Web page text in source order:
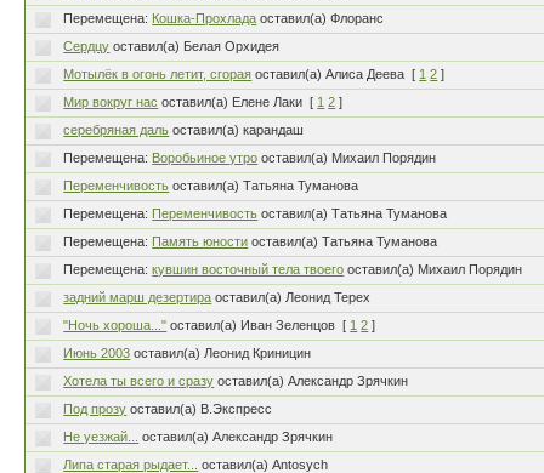
Перемещена: Кошка-Прохлада оставил(а) Флоранс
Сердцу оставил(а) Белая Орхидея
Мотылёк в огонь летит, сгорая оставил(а) Алиса Деева [ 1 2 ]
Мир вокруг нас оставил(а) Елене Лаки [ 1 2 ]
серебряная даль оставил(а) карандаш
Перемещена: Воробьиное утро оставил(а) Михаил Порядин
Переменчивость оставил(а) Татьяна Туманова
Перемещена: Переменчивость оставил(а) Татьяна Туманова
Перемещена: Память юности оставил(а) Татьяна Туманова
Перемещена:кувшин восточный тела твоего оставил(а) Михаил Порядин
задний марш дезертира оставил(а) Леонид Терех
"Ночь хороша..." оставил(а) Иван Зеленцов [ 1 2 ]
Июнь 2003 оставил(а) Леонид Криницин
Хотела ты всего и сразу оставил(а) Александр Зрячкин
Под прозу оставил(а) В.Экспресс
Не уезжай...
оставил(а) Александр Зрячкин
Липа старая рыдает...
оставил(а) Antosych